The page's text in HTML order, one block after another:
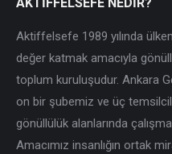
AKTİFFELSEFE NEDİR?
Aktiffelsefe 1989 yılında
değer katmak amacıyla
toplum kuruluşudur. Ankara
on bir şubemiz ve üç
gönüllülük alanlarında
Amacımız insanlığın ortak